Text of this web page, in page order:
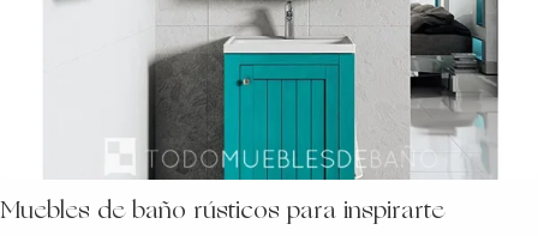
Muebles de baño rústicos para inspirarte